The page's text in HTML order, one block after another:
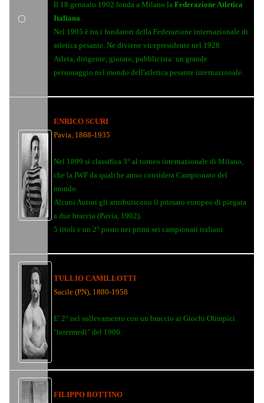
Il 18 gennaio 1902 fonda a Milano laFederazione Atletica
Italiana.
Nel 1905 è tra i fondatori della Federazione internazionale di
atletica pesante. Ne diviene vicepresidente nel 1928.
Atleta, dirigente, giurato, pubblicista: un grande
personaggio nel mondo dell'atletica pesante internazionale.
ENRICO SCURI
Pavia, 1868-1935
Nel 1899 si classifica 3° al torneo internazionale di Milano,
che la IWF da qualche anno considera Campionato del
mondo.
Alcuni Autori gli attribuiscono il primato europeo di piegata
a due braccia (Pavia, 1902).
5 titoli e un 2° posto nei primi sei campionati italiani.
TULLIO CAMILLOTTI
Sacile (PN), 1880-1958
E' 2° nel sollevamento con un braccio ai Giochi Olimpici
"intermedi" del 1906.
FILIPPO BOTTINO